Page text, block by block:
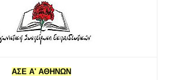
ΑΣΕ Α' ΑΘΗΝΩΝ